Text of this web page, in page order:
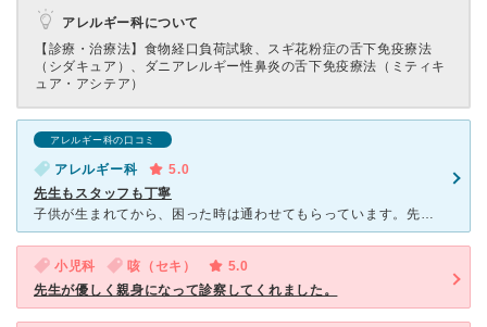
アレルギー科について
【診療・治療法】 食物経口負荷試験、スギ花粉症の舌下免疫療法
（シダキュア）、ダニアレルギー性鼻炎の舌下免疫療法（ミティキ
ュア・アシテア）
アレルギー科の口コミ
アレルギー科
5.0
先生もスタッフも丁寧
子供が生まれてから、困った時は通わせてもらっています。先生も看護師も事務の方も優しく丁寧でとっても素敵な病院だと思います。予防接種もいつ打ったのか分からない位に上手にやってくれます。ネット予約で待ち時
小児科 咳（セキ）
5.0
先生が優しく親身になって診察してくれました。